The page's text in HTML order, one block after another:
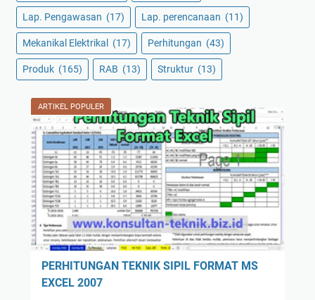
Lap. Pengawasan (17) Lap. perencanaan (11)
Mekanikal Elektrikal (17) Perhitungan (43)
Produk (165) RAB (13) Struktur (13)
ARTIKEL POPULER
PERHITUNGAN TEKNIK SIPIL FORMAT MS
EXCEL 2007